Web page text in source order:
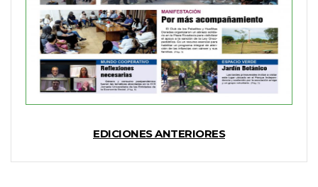
EDICIONES ANTERIORES